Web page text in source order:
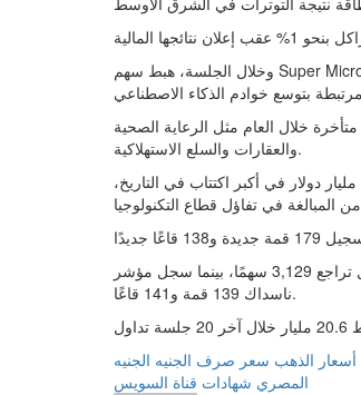
وخلال الجلسة، هبط سهم Super Micro Computer بنسبة 28% بعد إعلان خطط لجمع 7 مليارات دولار عبر تمويلات أسهم وأدوات
خلال العام مثل الرعاية الصحية
والعقارات والسلع الاستهلاكية.
كما قد يضيف الطرح العام المرتقب لشركة سبيس إكس يوم الجمعة، الذي يستهدف جمع 75 مليار دولار في أكبر اكتتاب في التاريخ،
وفي ناسداك، ارتفع 1,772 سهمًا مقابل تراجع 3,129 سهمًا، بينما سجل مؤشر S&P 500 22 قمة جديدة و8 قيعان جديدة، وسجل
ناسداك 139 قمة و141 قاعًا.
أسعار الذهب سعر صرف الجنيه الجنيه
المصري شهادات قناة السويس